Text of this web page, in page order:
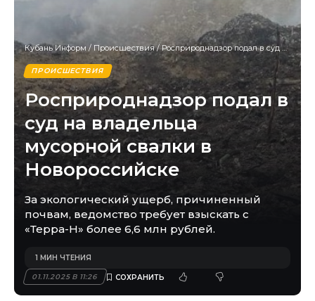
Кубань Информ/ Происшествия/Росприроднадзор подал в суд на владельца мусорной свалки в Новороссийске
ПРОИСШЕСТВИЯ
Росприроднадзор подал в
суд на владельца
мусорной свалки в
Новороссийске
За экологический ущерб, причиненный
почвам, ведомство требует взыскать с
«Терра-Н» более 6,6 млн рублей.
01.11.2025 В 11:26
1 МИН ЧТЕНИЯ